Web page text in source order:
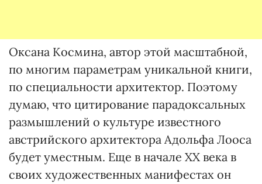
Оксана Космина, автор этой масштабной,
по многим параметрам уникальной книги,
по специальности архитектор. Поэтому
думаю, что цитирование парадоксальных
размышлений о культуре известного
австрийского архитектора Адольфа Лооса
будет уместным. Еще в начале ХХ века в
своих художественных манифестах он